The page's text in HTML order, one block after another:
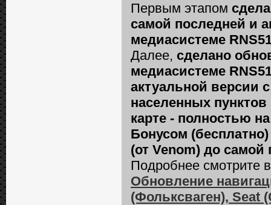
Первым этапом
самой последней и
медиасистеме
Далее, сделано
медиасистеме
актуальной версии
населенных
карте - полностью
Бонусом
(от Venom) до
Подробнее смотрите
Обновление
(Фольксваген), Seat